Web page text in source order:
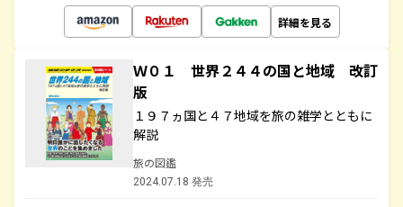
詳細を見る
Ｗ０１ 世界２４４の国と地域 改訂
版
１９７ヵ国と４７地域を旅の雑学とともに
解説
旅の図鑑
2024.07.18 発売